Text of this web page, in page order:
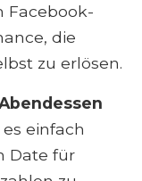
Facebook-
die
zu erlösen.
einfach
Date für